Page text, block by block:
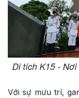
Di tích K15 -
Với sự mưu trí,